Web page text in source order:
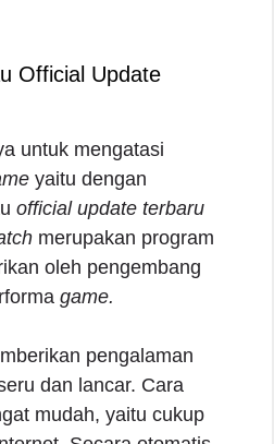
Official Update
untuk mengatasi
yaitu dengan
official update terbaru
merupakan program
oleh pengembang
game.
pengalaman
dan lancar. Cara
mudah, yaitu cukup